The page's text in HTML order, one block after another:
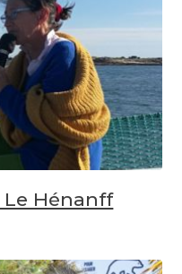
Hénanff